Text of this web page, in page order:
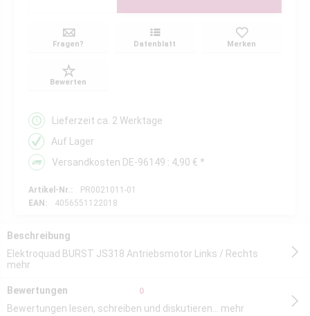
Fragen? Datenblatt Merken
Bewerten
Lieferzeit ca. 2 Werktage
Auf Lager
Versandkosten DE-96149 : 4,90 € *
Artikel-Nr.:
PR0021011-01
EAN:
4056551122018
Beschreibung
Elektroquad BURST JS318 Antriebsmotor Links / Rechts
mehr
Bewertungen 0
Bewertungen lesen, schreiben und diskutieren... mehr